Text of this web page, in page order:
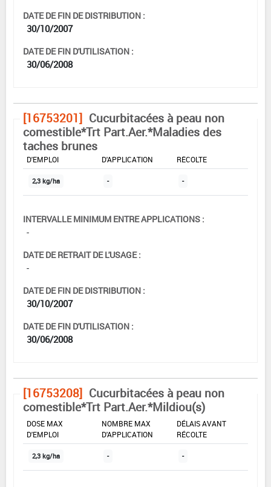
DATE DE FIN DE DISTRIBUTION :
30/10/2007
DATE DE FIN D'UTILISATION :
30/06/2008
[16753201] Cucurbitacées à peau non
comestible*Trt Part.Aer.*Maladies des
taches brunes
DOSE MAX
D'EMPLOI
D'APPLICATION
RÉCOLTE
2,3 kg/ha - -
INTERVALLE MINIMUM ENTRE APPLICATIONS :
-
DATE DE RETRAIT DE L'USAGE :
-
DATE DE FIN DE DISTRIBUTION :
30/10/2007
DATE DE FIN D'UTILISATION :
30/06/2008
[16753208] Cucurbitacées à peau non
comestible*Trt Part.Aer.*Mildiou(s)
DOSE MAX
D'EMPLOI
NOMBRE MAX
D'APPLICATION
DÉLAIS AVANT
RÉCOLTE
2,3 kg/ha - -